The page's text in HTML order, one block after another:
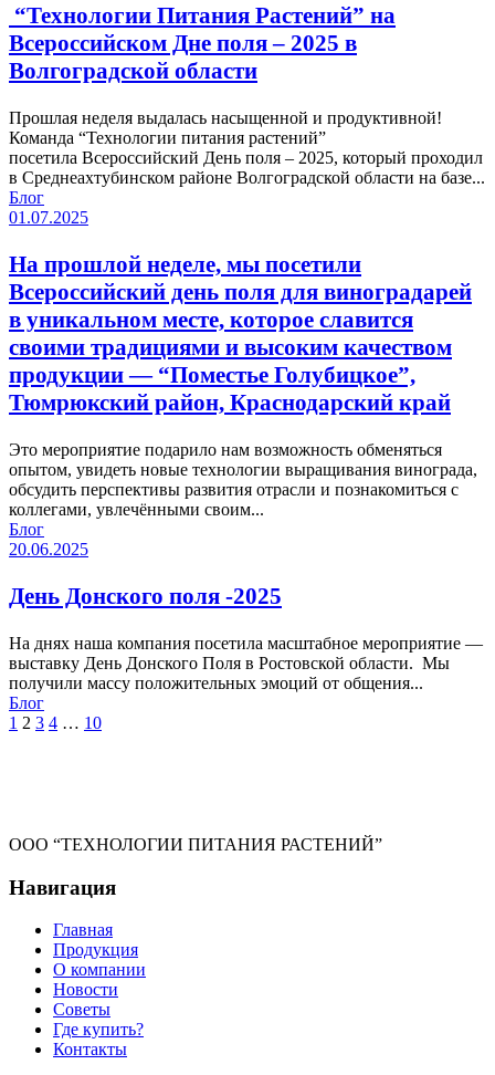
“Технологии Питания Растений” на
Всероссийском Дне поля – 2025 в
Волгоградской области
Прошлая неделя выдалась насыщенной и продуктивной!
Команда “Технологии питания растений”
посетила Всероссийский День поля – 2025, который проходил
в Среднеахтубинском районе Волгоградской области на базе...
Блог
01.07.2025
На прошлой неделе, мы посетили
Всероссийский день поля для виноградарей
в уникальном месте, которое славится
своими традициями и высоким качеством
продукции — “Поместье Голубицкое”,
Тюмрюкский район, Краснодарский край
Это мероприятие подарило нам возможность обменяться
опытом, увидеть новые технологии выращивания винограда,
обсудить перспективы развития отрасли и познакомиться с
коллегами, увлечёнными своим...
Блог
20.06.2025
День Донского поля -2025
На днях наша компания посетила масштабное мероприятие —
выставку День Донского Поля в Ростовской области. Мы
получили массу положительных эмоций от общения...
Блог
1 2 3 4 … 10
ООО “ТЕХНОЛОГИИ ПИТАНИЯ РАСТЕНИЙ”
Навигация
Главная
Продукция
О компании
Новости
Советы
Где купить?
Контакты